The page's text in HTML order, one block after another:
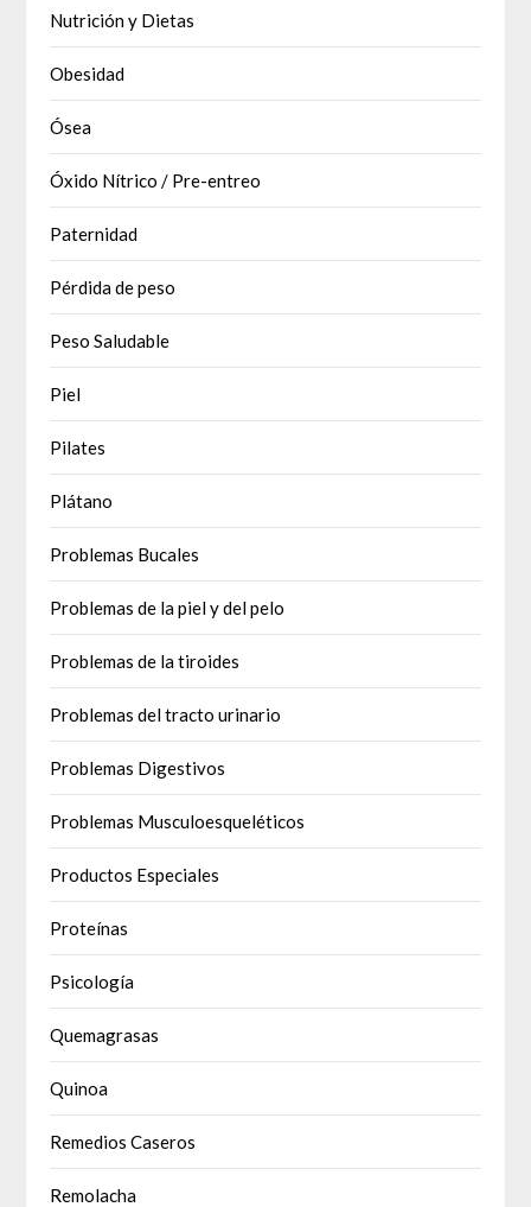
Nutrición y Dietas
Obesidad
Ósea
Óxido Nítrico / Pre-entreo
Paternidad
Pérdida de peso
Peso Saludable
Piel
Pilates
Plátano
Problemas Bucales
Problemas de la piel y del pelo
Problemas de la tiroides
Problemas del tracto urinario
Problemas Digestivos
Problemas Musculoesqueléticos
Productos Especiales
Proteínas
Psicología
Quemagrasas
Quinoa
Remedios Caseros
Remolacha